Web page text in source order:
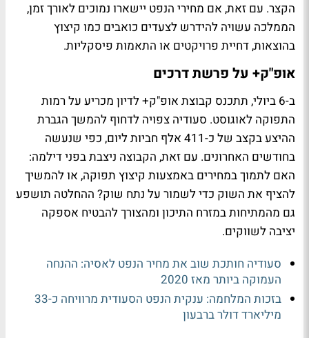
הקצר. עם זאת, אם מחירי הנפט יישארו נמוכים לאורך זמן,
הממלכה עשויה להידרש לצעדים כואבים כמו קיצוץ
בהוצאות, דחיית פרויקטים או התאמות פיסקליות.
אופ"ק+ על פרשת דרכים
ב-6 ביולי, תתכנס קבוצת אופ"ק+ לדיון מכריע על רמות
התפוקה לאוגוסט. סעודיה צפויה לדחוף להמשך הגברת
ההיצע בקצב של כ-411 אלף חביות ליום, כפי שנעשה
בחודשים האחרונים. עם זאת, הקבוצה ניצבת בפני דילמה:
האם לתמוך במחירים באמצעות קיצוץ תפוקה, או להמשיך
להציף את השוק כדי לשמור על נתח שוק? ההחלטה תושפע
גם מהמתיחות במזרח התיכון ומהצורך להבטיח אספקה
יציבה לשווקים.
סעודיה חותכת שוב את מחיר הנפט לאסיה: ההנחה
העמוקה ביותר מאז 2020
בזכות המלחמה: ענקית הנפט הסעודית מרוויחה כ-33
מיליארד דולר ברבעון